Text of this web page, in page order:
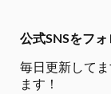
公式SNSをフォ
毎日更新してま
ます！